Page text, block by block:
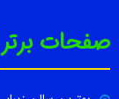
صفحات برتر [